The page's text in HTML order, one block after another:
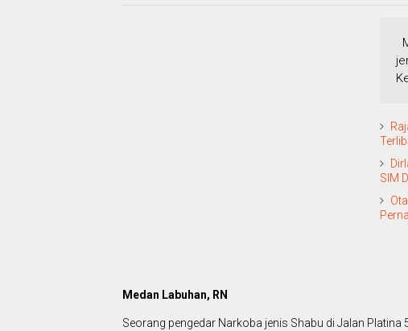
SIM
Medan Labuhan, RN
Seorang pengedar Narkoba jenis Shabu di Jalan